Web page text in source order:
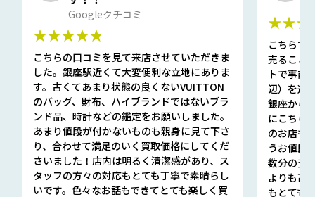
Googleクチコミ
★★★★★
こちらの口コミを見て来店させていただきま
した。銀座駅近くて大変便利な立地にありま
す。古くてあまり状態の良くないVUITTON
のバッグ、財布、ハイブランドではないブラ
ンド品、時計などの鑑定をお願いしました。
あまり値段が付かないものも親身に見て下さ
り、合わせて満足のいく買取価格にしてくだ
さいました！店内は明るく清潔感があり、ス
タッフの方々の対応もとても丁寧で素晴らし
いです。色々なお話もできてとても楽しく買
こちらで
売ること
トで事前
辺）を選
銀座から
にこちら
のお店も
うお値段
数分の査
よりも高
もとても